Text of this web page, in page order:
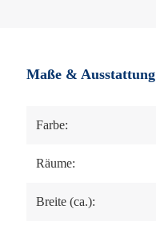
Maße & Ausstattung
Farbe:
Räume:
Breite (ca.):